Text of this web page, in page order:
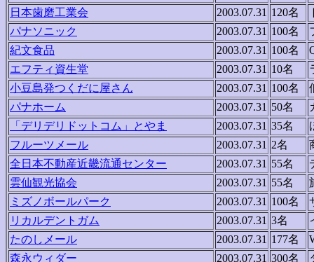
日本歯磨工業会
2003.07.31 120名
パナソニック
2003.07.31 100名
紀文食品
2003.07.31 100名
エフティ資生堂
2003.07.31 10名
小豆島発つくだに屋さん
2003.07.31 100名
パナホーム
2003.07.31 50名
「デリデリドットコム」とやま
2003.07.31 35名
フルーツメール
2003.07.31 2名
全日本不動産近畿流通センター
2003.07.31 55名
雲仙観光協会
2003.07.31 55名
ミズノボールパーク
2003.07.31 100名
リカルデントガム
2003.07.31 3名
たのしメール
2003.07.31 177名
森永ウィダー
2003.07.31 300名